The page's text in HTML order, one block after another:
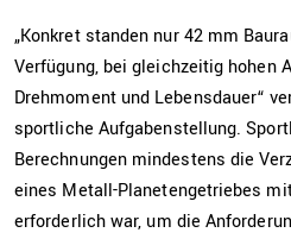
„Konkret standen nur 42 mm
Verfügung, bei gleichzeitig hohen
Drehmoment und Lebensdauer“
sportliche Aufgabenstellung.
Berechnungen mindestens die
eines Metall-Planetengetriebes
erforderlich war, um die